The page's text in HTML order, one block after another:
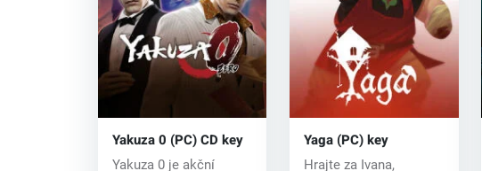
Yakuza 0 (PC) CD key
Yakuza 0 je akční
Yaga (PC) key
Hrajte za Ivana,